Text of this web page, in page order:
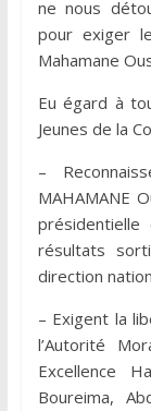
ne nous
pour exiger
Mahamane
Eu égard à
Jeunes de la
–
MAHAMANE
résultats
direction
– Exigent la
l’Autorité
Excellence
Boureima,